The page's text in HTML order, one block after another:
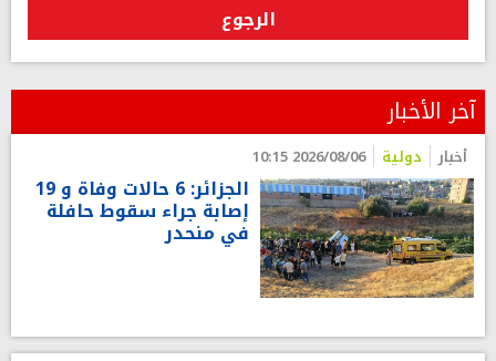
الرجوع
آخر الأخبار
أخبار دولية 2026/08/06 10:15
الجزائر: 6 حالات وفاة و 19
إصابة جراء سقوط حافلة
في منحدر